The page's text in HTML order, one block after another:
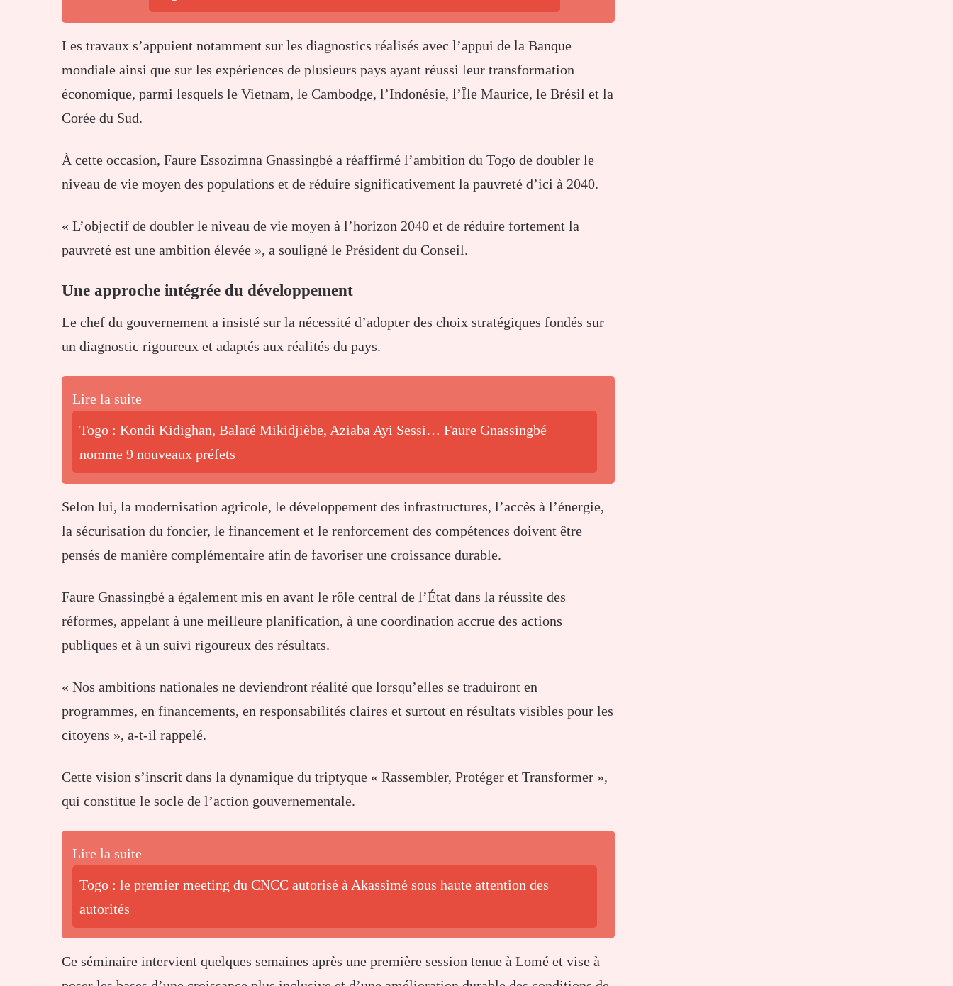
Les travaux s’appuient notamment sur les diagnostics réalisés avec l’appui de la Banque
mondiale ainsi que sur les expériences de plusieurs pays ayant réussi leur transformation
économique, parmi lesquels le Vietnam, le Cambodge, l’Indonésie, l’Île Maurice, le Brésil et la
Corée du Sud.
À cette occasion, Faure Essozimna Gnassingbé a réaffirmé l’ambition du Togo de doubler le
niveau de vie moyen des populations et de réduire significativement la pauvreté d’ici à 2040.
« L’objectif de doubler le niveau de vie moyen à l’horizon 2040 et de réduire fortement la
pauvreté est une ambition élevée », a souligné le Président du Conseil.
Une approche intégrée du développement
Le chef du gouvernement a insisté sur la nécessité d’adopter des choix stratégiques fondés sur
un diagnostic rigoureux et adaptés aux réalités du pays.
Lire la suite
Togo : Kondi Kidighan, Balaté Mikidjièbe, Aziaba Ayi Sessi… Faure Gnassingbé
nomme 9 nouveaux préfets
Selon lui, la modernisation agricole, le développement des infrastructures, l’accès à l’énergie,
la sécurisation du foncier, le financement et le renforcement des compétences doivent être
pensés de manière complémentaire afin de favoriser une croissance durable.
Faure Gnassingbé a également mis en avant le rôle central de l’État dans la réussite des
réformes, appelant à une meilleure planification, à une coordination accrue des actions
publiques et à un suivi rigoureux des résultats.
« Nos ambitions nationales ne deviendront réalité que lorsqu’elles se traduiront en
programmes, en financements, en responsabilités claires et surtout en résultats visibles pour les
citoyens », a-t-il rappelé.
Cette vision s’inscrit dans la dynamique du triptyque « Rassembler, Protéger et Transformer »,
qui constitue le socle de l’action gouvernementale.
Lire la suite
Togo : le premier meeting du CNCC autorisé à Akassimé sous haute attention des
autorités
Ce séminaire intervient quelques semaines après une première session tenue à Lomé et vise à